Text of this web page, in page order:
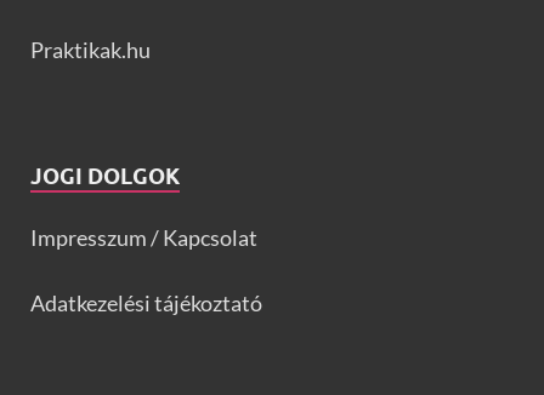
Praktikak.hu
JOGI DOLGOK
Impresszum / Kapcsolat
Adatkezelési tájékoztató